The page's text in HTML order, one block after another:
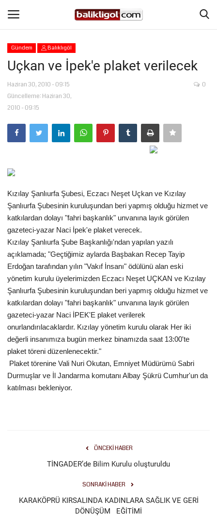
Giriş Yap
Anasayfa
Köşe Yazıları
Magazin
Spor
Gündem
Tekno Bilim
Ekonomi
Siyaset
Galeriler
Yaşam
Künye
Gündem Balıklıgöl
Uçkan ve İpek'e plaket verilecek
Haziran 30, 2010 - 09:15
Güncelleme: Haziran 30,
2010 - 09:15
0
Kızılay Şanlıurfa Şubesi, Eczacı Neşet Uçkan ve Kızılay
Şanlıurfa Şubesinin kuruluşundan beri yapmış olduğu hizmet ve
katkılardan dolayı "fahri başkanlık" unvanına layık görülen
gazeteci-yazar Naci İpek'e plaket verecek.
Kızılay Şanlıurfa Şube Başkanlığı'ndan yapılan yazılı
açıklamada; "Geçtiğimiz aylarda Başbakan Recep Tayip
Erdoğan tarafından yılın "Vakıf İnsanı" ödülünü alan eski
yönetim kurulu üyelerimizden Eczacı Neşet UÇKAN ve Kızılay
Şanlıurfa Şubesinin kuruluşundan beri yapmış olduğu hizmet ve
katkılardan dolayı "fahri başkanlık" unvanına layık görülen
gazeteci-yazar Naci İPEK'E plaket verilerek
onurlandırılacaklardır. Kızılay yönetim kurulu olarak Her iki
değerli insanımıza bugün merkez binamızda saat 13:00'te
plaket töreni düzenlenecektir."
Plaket törenine Vali Nuri Okutan, Emniyet Müdürümü Sabri
Durmuşlar ve İl Jandarma komutanı Albay Şükrü Cumhur'un da
katılması bekleniyor.
ÖNCEKI HABER
TİNGADER’de Bilim Kurulu oluşturuldu
SONRAKI HABER
KARAKÖPRÜ KIRSALINDA KADINLARA SAĞLIK VE GERİ
DÖNÜŞÜM EĞİTİMİ